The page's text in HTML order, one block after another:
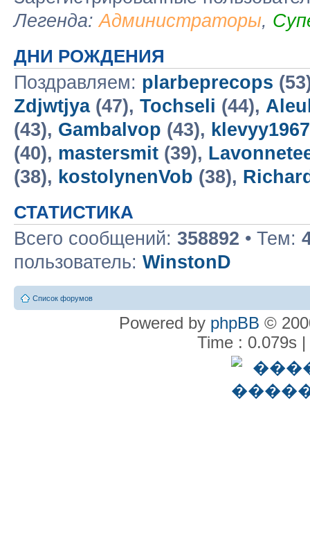
Легенда:Администраторы,
ДНИ РОЖДЕНИЯ
Поздравляем: plarbeprecops
Zdjwtjya(47), Tochseli (44),
(43), Gambalvop (43),
(40), mastersmit (39),
(38), kostolynenVob (38),
СТАТИСТИКА
Всего сообщений: 358892 • Тем:
пользователь: WinstonD
Список форумов
Powered by phpBB ©
Time : 0.079s